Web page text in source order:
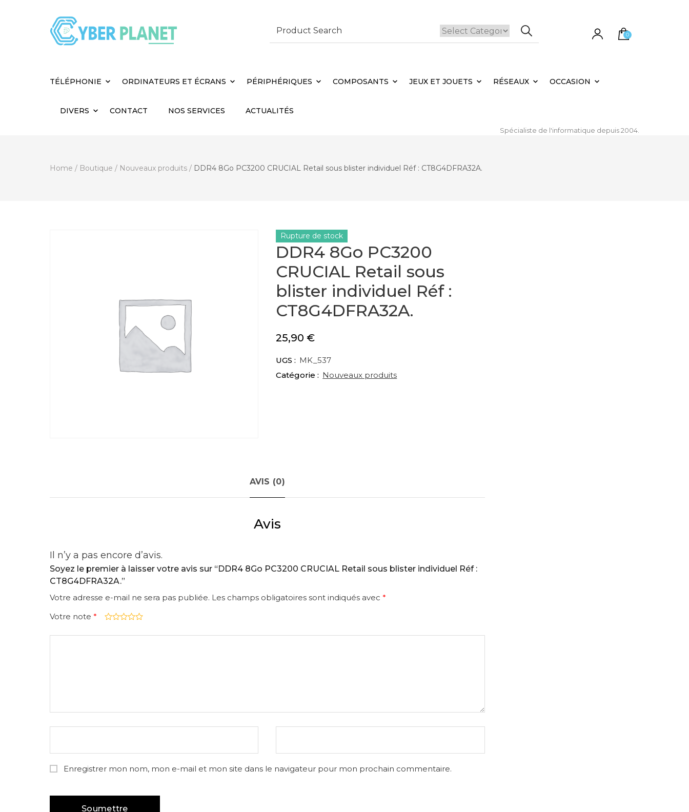
Search
for:
0
TÉLÉPHONIE ORDINATEURS ET ÉCRANS PÉRIPHÉRIQUES COMPOSANTS JEUX ET JOUETS RÉSEAUX OCCASION
DIVERS CONTACT NOS SERVICES ACTUALITÉS
Spécialiste de l'informatique depuis 2004.
Home / Boutique / Nouveaux produits / DDR4 8Go PC3200 CRUCIAL Retail sous blister individuel Réf : CT8G4DFRA32A.
DDR4 8Go PC3200
CRUCIAL Retail sous
blister individuel Réf :
CT8G4DFRA32A.
25,90 €
Rupture de stock
UGS : MK_537
Catégorie : Nouveaux produits
AVIS (0)
Avis
Il n’y a pas encore d’avis.
Soyez le premier à laisser votre avis sur “DDR4 8Go PC3200 CRUCIAL Retail sous blister individuel Réf :
CT8G4DFRA32A.”
Votre adresse e-mail ne sera pas publiée. Les champs obligatoires sont indiqués avec *
Votre note *
Enregistrer mon nom, mon e-mail et mon site dans le navigateur pour mon prochain commentaire.